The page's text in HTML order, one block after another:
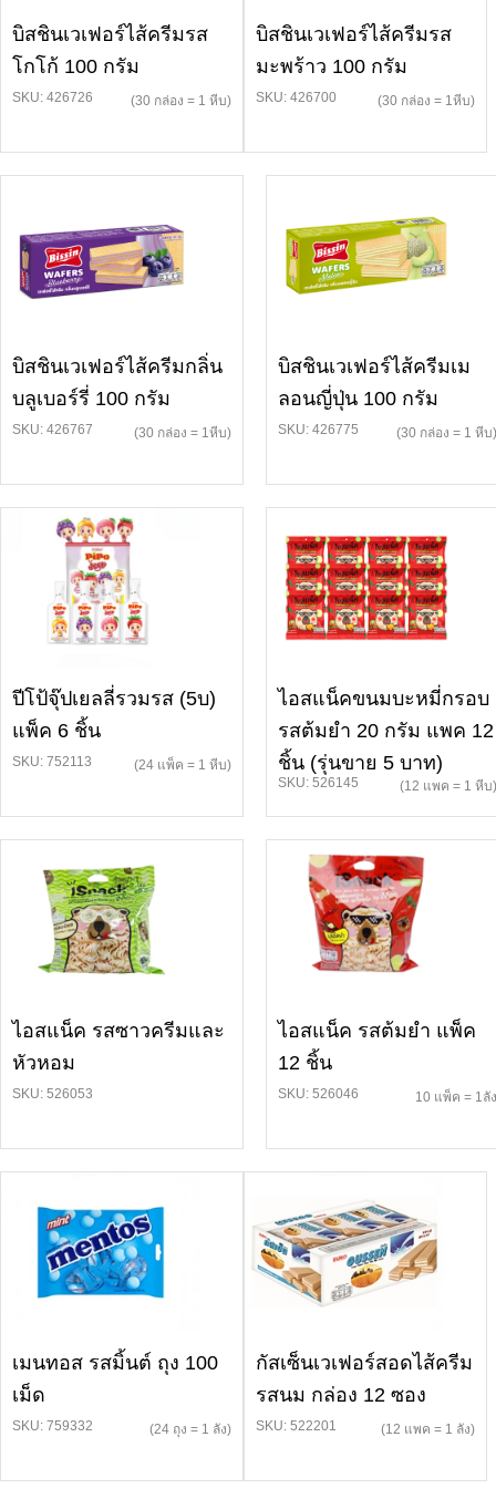
บิสชินเวเฟอร์ไส้ครีมรส
โกโก้ 100 กรัม
SKU: 426726 (30 กล่อง = 1 หีบ)
บิสชินเวเฟอร์ไส้ครีมรส
มะพร้าว 100 กรัม
SKU: 426700 (30 กล่อง = 1หีบ)
บิสชินเวเฟอร์ไส้ครีมกลิ่น
บลูเบอร์รี่ 100 กรัม
SKU: 426767 (30 กล่อง = 1หีบ)
บิสชินเวเฟอร์ไส้ครีมเม
ลอนญี่ปุ่น 100 กรัม
SKU: 426775 (30 กล่อง = 1 หีบ)
ปีโป้จุ๊ปเยลลี่รวมรส (5บ)
แพ็ค 6 ชิ้น
SKU: 752113 (24 แพ็ค = 1 หีบ)
ไอสแน็คขนมบะหมี่กรอบ
รสต้มยำ 20 กรัม แพค 12
ชิ้น (รุ่นขาย 5 บาท)
SKU: 526145 (12 แพค = 1 หีบ)
ไอสแน็ค รสซาวครีมและ
หัวหอม
SKU: 526053
ไอสแน็ค รสต้มยำ แพ็ค
12 ชิ้น
SKU: 526046 10 แพ็ค = 1ลัง
เมนทอส รสมิ้นต์ ถุง 100
เม็ด
SKU: 759332 (24 ถุง = 1 ลัง)
กัสเซ็นเวเฟอร์สอดไส้ครีม
รสนม กล่อง 12 ซอง
SKU: 522201 (12 แพค = 1 ลัง)